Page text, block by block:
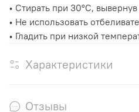
• Стирать при 30°C,
• Не использовать
• Гладить при низкой
Характеристики
Отзывы